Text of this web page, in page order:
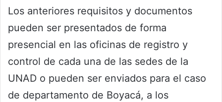
Los anteriores requisitos y documentos
pueden ser presentados de forma
presencial en las oficinas de registro y
control de cada una de las sedes de la
UNAD o pueden ser enviados para el caso
de departamento de Boyacá, a los